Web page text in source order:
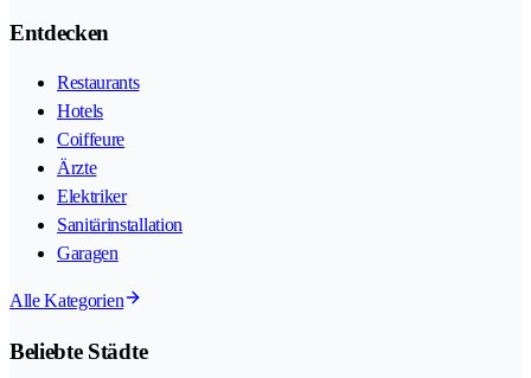
Entdecken
Restaurants
Hotels
Coiffeure
Ärzte
Elektriker
Sanitärinstallation
Garagen
Alle Kategorien
Beliebte Städte